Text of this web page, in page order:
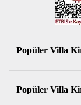
Popüler Villa
Antalya Kiralık Villa
Muğla Kiralık Villa
Popüler Villa